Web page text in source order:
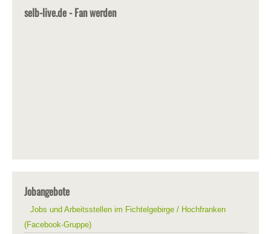
selb-live.de - Fan werden
Jobangebote
Jobs und Arbeitsstellen im Fichtelgebirge / Hochfranken
(Facebook-Gruppe)